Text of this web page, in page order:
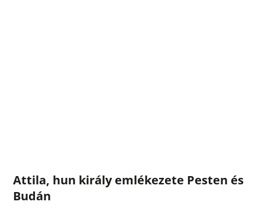
Attila, hun király emlékezete Pesten és
Budán